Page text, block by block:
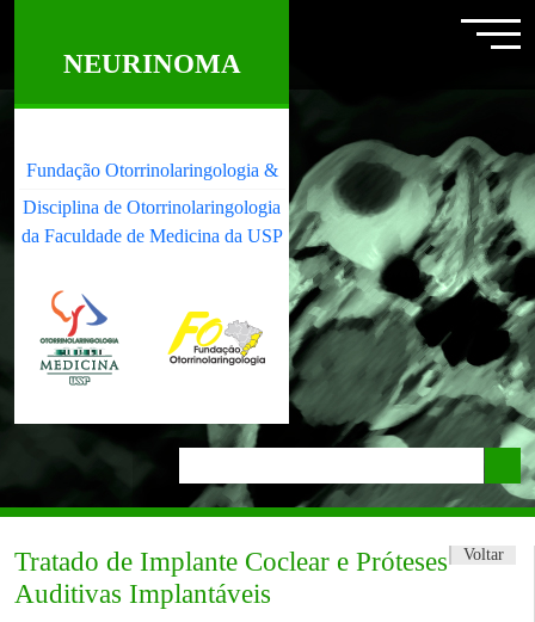
NEURINOMA
Fundação Otorrinolaringologia &
Disciplina de Otorrinolaringologia
da Faculdade de Medicina da USP
Voltar
Tratado de Implante Coclear e Próteses
Auditivas Implantáveis